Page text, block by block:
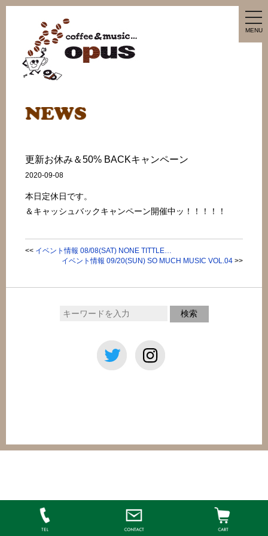
MENU
更新お休み＆50% BACKキャンペーン
2020-09-08
本日定休日です。
＆キャッシュバックキャンペーン開催中ッ！！！！！
<< イベント情報 08/08(SAT) NONE TITTLE…
イベント情報 09/20(SUN) SO MUCH MUSIC VOL.04>>